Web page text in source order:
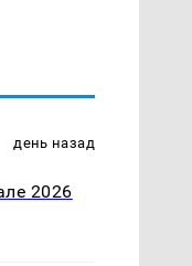
день назад
2026